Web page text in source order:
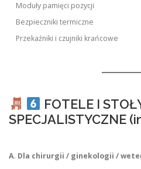
Moduły pamięci pozycji
Bezpieczniki termiczne
Przekaźniki i czujniki krańcowe
FOTELE I
SPECJALISTYCZNE
A. Dla chirurgii / ginekologii /